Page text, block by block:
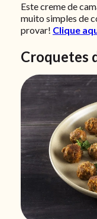
Este creme de
muito simples de
provar! Clique
Croquetes